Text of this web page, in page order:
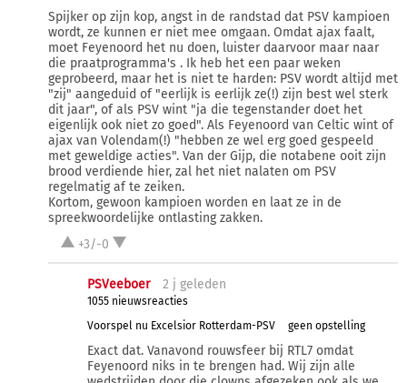
Spijker op zijn kop, angst in de randstad dat PSV kampioen
wordt, ze kunnen er niet mee omgaan. Omdat ajax faalt,
moet Feyenoord het nu doen, luister daarvoor maar naar
die praatprogramma's . Ik heb het een paar weken
geprobeerd, maar het is niet te harden: PSV wordt altijd met
"zij" aangeduid of "eerlijk is eerlijk ze(!) zijn best wel sterk
dit jaar", of als PSV wint "ja die tegenstander doet het
eigenlijk ook niet zo goed". Als Feyenoord van Celtic wint of
ajax van Volendam(!) "hebben ze wel erg goed gespeeld
met geweldige acties". Van der Gijp, die notabene ooit zijn
brood verdiende hier, zal het niet nalaten om PSV
regelmatig af te zeiken.
Kortom, gewoon kampioen worden en laat ze in de
spreekwoordelijke ontlasting zakken.
+3/-0
PSVeeboer 2 j geleden
1055 nieuwsreacties
Voorspel nu Excelsior Rotterdam-PSV
geen opstelling
Exact dat. Vanavond rouwsfeer bij RTL7 omdat
Feyenoord niks in te brengen had. Wij zijn alle